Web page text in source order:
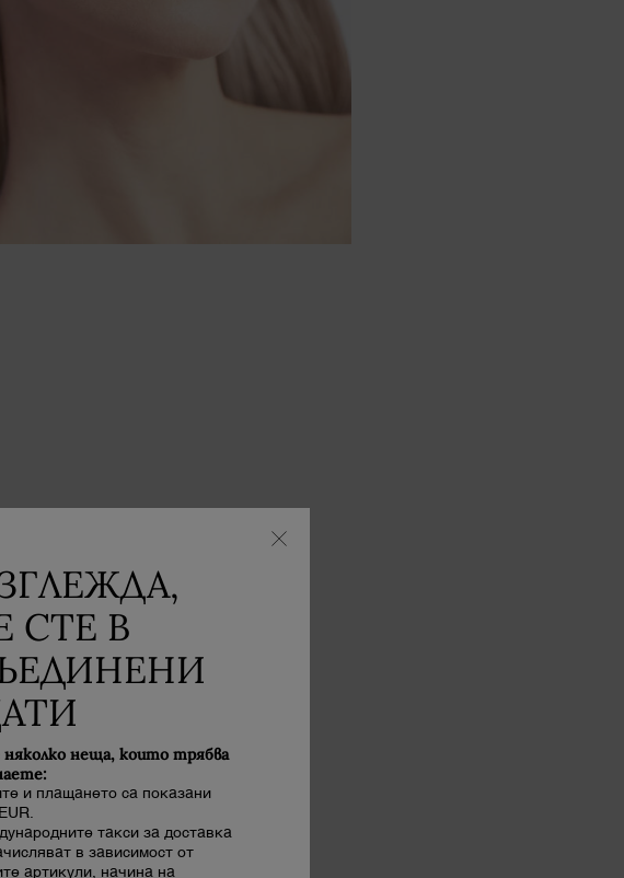
СТЕ В
неща, които трябва
и плащането са показани
такси за доставка
в зависимост от
артикули, начина на